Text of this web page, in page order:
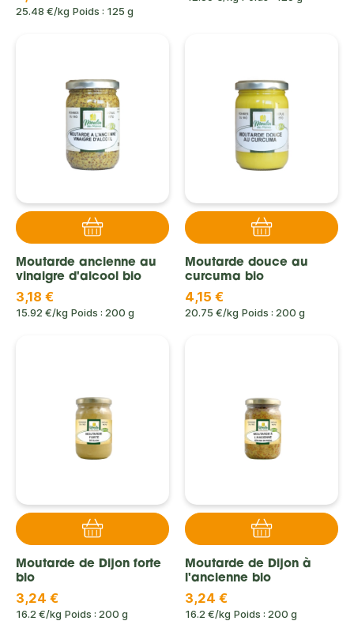
25.48 €/kg Poids : 125 g
Moutarde ancienne au
vinaigre d'alcool bio
3,18 €
15.92 €/kg Poids : 200 g
Moutarde douce au
curcuma bio
4,15 €
20.75 €/kg Poids : 200 g
Moutarde de Dijon forte
bio
3,24 €
16.2 €/kg Poids : 200 g
Moutarde de Dijon à
l'ancienne bio
3,24 €
16.2 €/kg Poids : 200 g